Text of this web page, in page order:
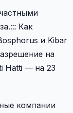
Как
и Kibar
на
Hatti — на 23
компании